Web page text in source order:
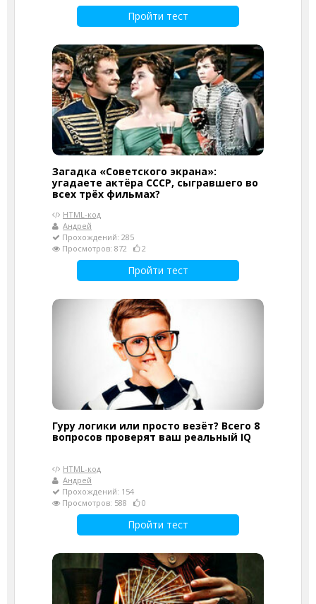
Пройти тест
Загадка «Советского экрана»:
угадаете актёра СССР, сыгравшего во
всех трёх фильмах?
HTML-код
Андрей
Прохождений: 285
Просмотров: 872
2
Пройти тест
Гуру логики или просто везёт? Всего 8
вопросов проверят ваш реальный IQ
HTML-код
Андрей
Прохождений: 154
Просмотров: 588
0
Пройти тест